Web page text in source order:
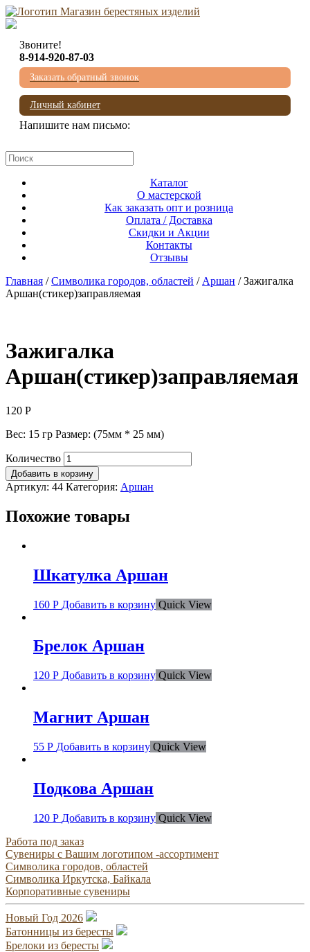
Звоните!
8-914-920-87-03
Заказать обратный звонок
Личный кабинет
Напишите нам письмо:
Каталог
О мастерской
Как заказать опт и розница
Оплата / Доставка
Скидки и Акции
Контакты
Отзывы
Главная /Символика городов, областей / Аршан / Зажигалка
Аршан(стикер)заправляемая
Зажигалка
Аршан(стикер)заправляемая
120 Р
Вес: 15 гр Размер: (75мм * 25 мм)
Количество
Добавить в корзину
Артикул: 44 Категория: Аршан
Похожие товары
Шкатулка Аршан
160 Р Добавить в корзину Quick View
Брелок Аршан
120 Р Добавить в корзину Quick View
Магнит Аршан
55 Р Добавить в корзину Quick View
Подкова Аршан
120 Р Добавить в корзину Quick View
Работа под заказ
Сувениры с Вашим логотипом -ассортимент
Символика городов, областей
Символика Иркутска, Байкала
Корпоративные сувениры
Новый Год 2026
Батонницы из бересты
Брелоки из бересты